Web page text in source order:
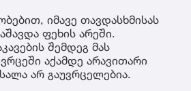
იმავე თავდასხმისას
ფეხის არეში.
შემდეგ მას
აქამდე არავითარი
არ გაუვრცელებია.